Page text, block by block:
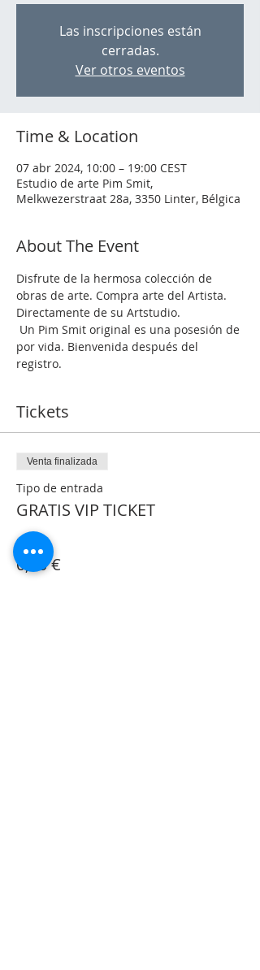
Las inscripciones están
cerradas.
Ver otros eventos
Time & Location
07 abr 2024, 10:00 – 19:00 CEST
Estudio de arte Pim Smit,
Melkwezerstraat 28a, 3350 Linter, Bélgica
About The Event
Disfrute de la hermosa colección de
obras de arte. Compra arte del Artista.
Directamente de su Artstudio.
por vida. Bienvenida después del
registro.
Tickets
Venta finalizada
Tipo de entrada
GRATIS VIP TICKET
Precio
0,00 €